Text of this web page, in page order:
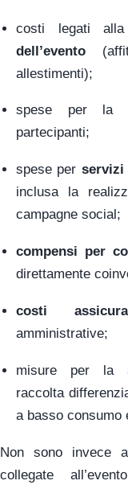
costi legati
dell’evento
allestimenti);
spese per la
partecipanti;
spese per servizi
inclusa la
campagne social;
compensi per
direttamente
costi
amministrative;
misure per la
raccolta
a basso consumo
Non sono invece
collegate